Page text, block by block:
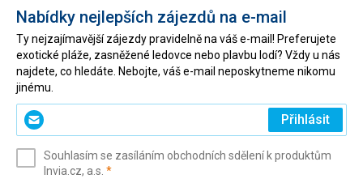
Nabídky nejlepších zájezdů na e-mail
Ty nejzajímavější zájezdy pravidelně na váš e-mail! Preferujete
exotické pláže, zasněžené ledovce nebo plavbu lodí? Vždy u nás
najdete, co hledáte. Nebojte, váš e-mail neposkytneme nikomu
jinému.
Zadejte
svůj
(povinné)
Přihlásit
Souhlasím se zasíláním obchodních sdělení k produktům
Invia.cz, a.s. *(povinné)